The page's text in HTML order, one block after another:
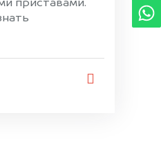
приставами.